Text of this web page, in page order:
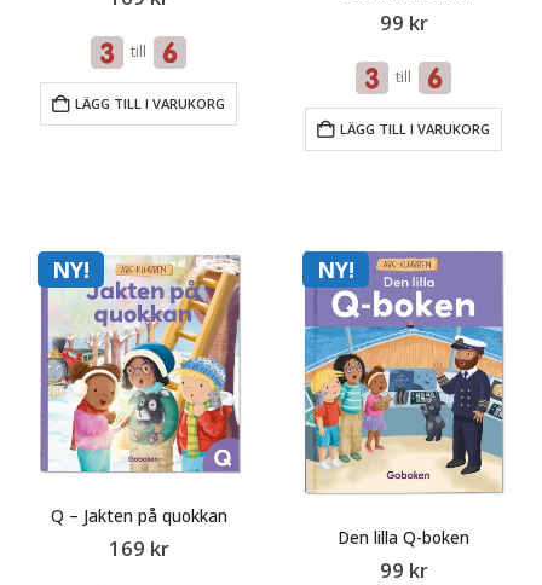
till
LÄGG TILL I VARUKORG
99 kr
till
LÄGG TILL I VARUKORG
NY!
Q – Jakten på quokkan
169 kr
NY!
Den lilla Q-boken
99 kr